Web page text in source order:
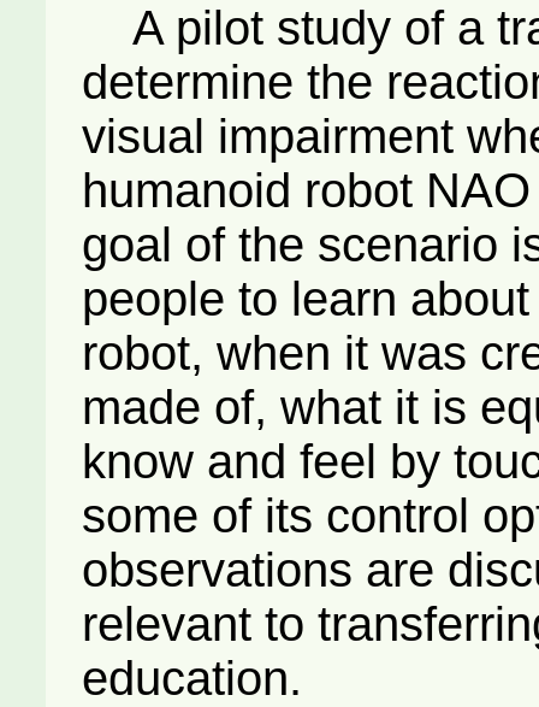
A pilot study of a
determine the
visual impairment
humanoid robot
goal of the scenario
people to learn
robot, when it was
made of, what it is
know and feel by
some of its control
observations are
relevant to
education.